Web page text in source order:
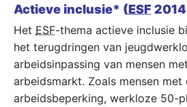
Actieve inclusie* (ESF
Het ESF-thema actieve inclusie
het terugdringen van
arbeidsinpassing van mensen
arbeidsmarkt. Zoals mensen met
arbeidsbeperking, werkloze 50-